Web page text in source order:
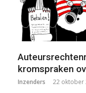
kromspraken
Inzenders 22 oktober